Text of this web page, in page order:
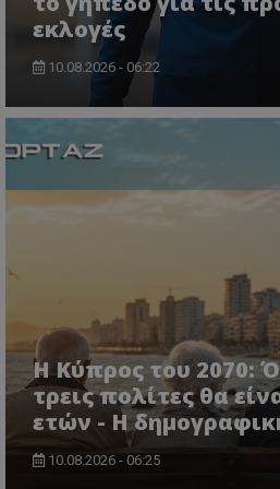
εκλογές
10.08.2026 - 06:22
Η Κύπρος του 2070:
τρεις πολίτες θα
ετών - Η
10.08.2026 - 06:25
VISITOR_PRIVACY_METADATA